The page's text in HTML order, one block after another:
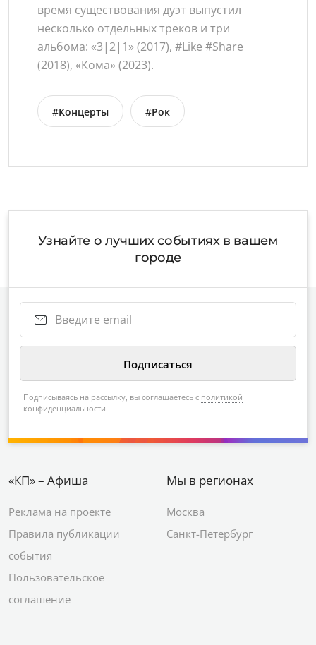
время существования дуэт выпустил
несколько отдельных треков и три
альбома: «3|2|1» (2017), #Like #Share
(2018), «Кома» (2023).
#Концерты #Рок
Узнайте о лучших событиях в вашем
городе
Подписываясь на рассылку, вы соглашаетесь с политикой
конфиденциальности
«КП» – Афиша
Реклама на проекте
Правила публикации
события
Пользовательское
соглашение
Мы в регионах
Москва
Санкт-Петербург